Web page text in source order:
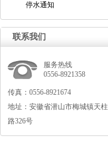
停水通知
联系我们
服务热线
0556-8921358
传真：0556-8921674
地址：安徽省潜山市梅城镇天柱
路326号